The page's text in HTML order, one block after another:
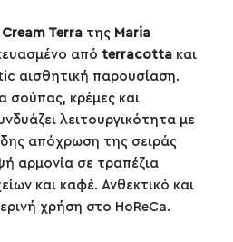
Terra της Maria
από terracotta και
αισθητική παρουσίαση.
σούπας, κρέμες και
λειτουργικότητα με
απόχρωση της σειράς
αρμονία σε τραπέζια
και καφέ. Ανθεκτικό και
χρήση στο HoReCa.